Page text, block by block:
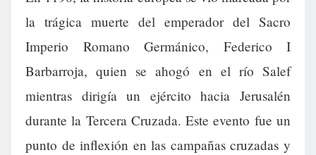
la trágica muerte del emperador del Sacro
Imperio Romano Germánico, Federico I
Barbarroja, quien se ahogó en el río Salef
mientras dirigía un ejército hacia Jerusalén
durante la Tercera Cruzada. Este evento fue un
punto de inflexión en las campañas cruzadas y